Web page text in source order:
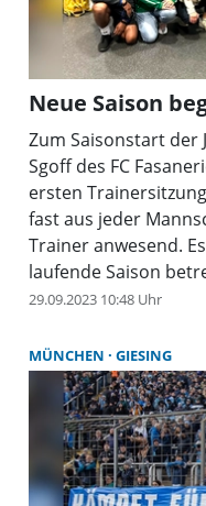
Neue Saison
Zum Saisonstart der
Sgoff des FC
ersten
fast aus jeder
Trainer anwesend.
laufende Saison
anderem die
für Junioren. Mit 41
Mannschaften ist
aufgestellt und
entgegen sehen.
29.09.2023 10:48 Uhr
MÜNCHEN GIESING